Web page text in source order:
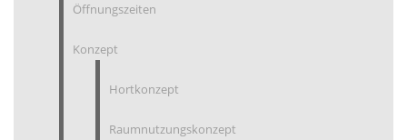
Öffnungszeiten
Konzept
Hortkonzept
Raumnutzungskonzept